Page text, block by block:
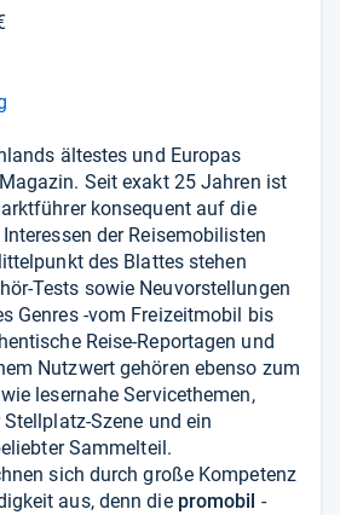
ältestes und Europas
Seit exakt 25 Jahren ist
konsequent auf die
der Reisemobilisten
des Blattes stehen
Tests sowie Neuvorstellungen
Genres -vom Freizeitmobil bis
Reise-Reportagen und
Nutzwert gehören ebenso zum
lesernahe Servicethemen,
Szene und ein
Sammelteil.
sich durch große Kompetenz
aus, denn die promobil -